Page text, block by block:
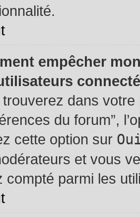
empêcher
dans votre
du forum”,
cette option sur
et vous
compté parmi les